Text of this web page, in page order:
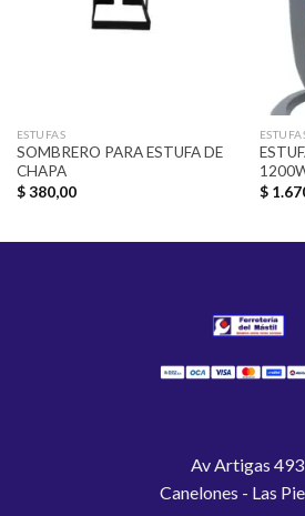
ESTUFAS
SOMBRERO PARA ESTUFA DE
CHAPA
$380,00
$
Av Artigas 493
Canelones - Las